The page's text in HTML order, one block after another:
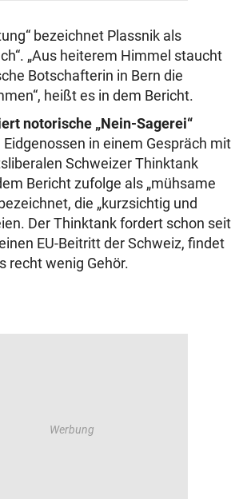
bezeichnet Plassnik als
„Aus heiterem Himmel staucht
Botschafterin in Bern die
heißt es in dem Bericht.
notorische „Nein-Sagerei“
Eidgenossen in einem Gespräch mit
Schweizer Thinktank
Bericht zufolge als „mühsame
die „kurzsichtig und
Der Thinktank fordert schon seit
EU-Beitritt der Schweiz, findet
recht wenig Gehör.